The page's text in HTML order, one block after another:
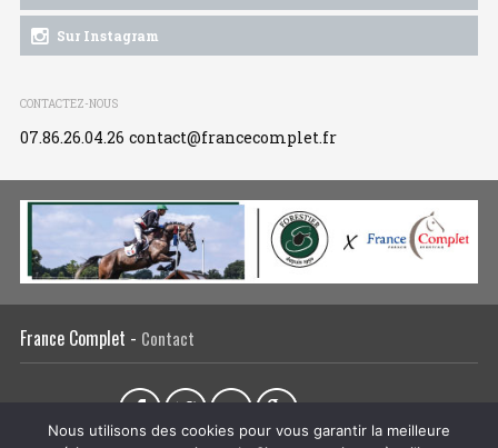
Sur Instagram
CONTACTEZ-NOUS
07.86.26.04.26 contact@francecomplet.fr
France Complet - Contact
Nous utilisons des cookies pour vous garantir la meilleure